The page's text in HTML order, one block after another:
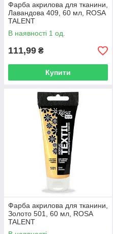
Фарба акрилова для тканини,
Лавандова 409, 60 мл, ROSA
TALENT
В наявності 1 од.
111,99 ₴
Купити
Фарба акрилова для тканини,
Золото 501, 60 мл, ROSA
TALENT